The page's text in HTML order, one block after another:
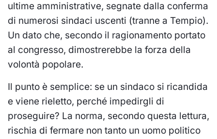
ultime amministrative, segnate dalla conferma
di numerosi sindaci uscenti (tranne a Tempio).
Un dato che, secondo il ragionamento portato
al congresso, dimostrerebbe la forza della
volontà popolare.
Il punto è semplice: se un sindaco si ricandida
e viene rieletto, perché impedirgli di
proseguire? La norma, secondo questa lettura,
rischia di fermare non tanto un uomo politico